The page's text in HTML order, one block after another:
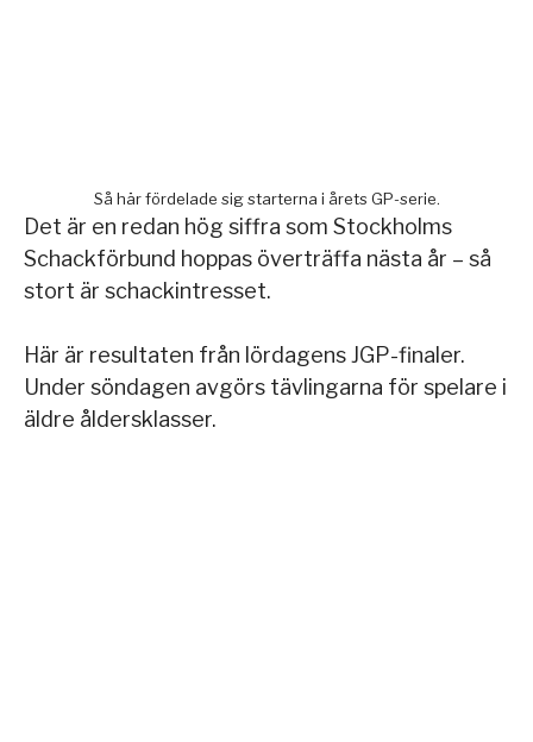
Så här fördelade sig starterna i årets GP-serie.
Det är en redan hög siffra som Stockholms
Schackförbund hoppas överträffa nästa år – så
stort är schackintresset.
Här är resultaten från lördagens JGP-finaler.
Under söndagen avgörs tävlingarna för spelare i
äldre åldersklasser.